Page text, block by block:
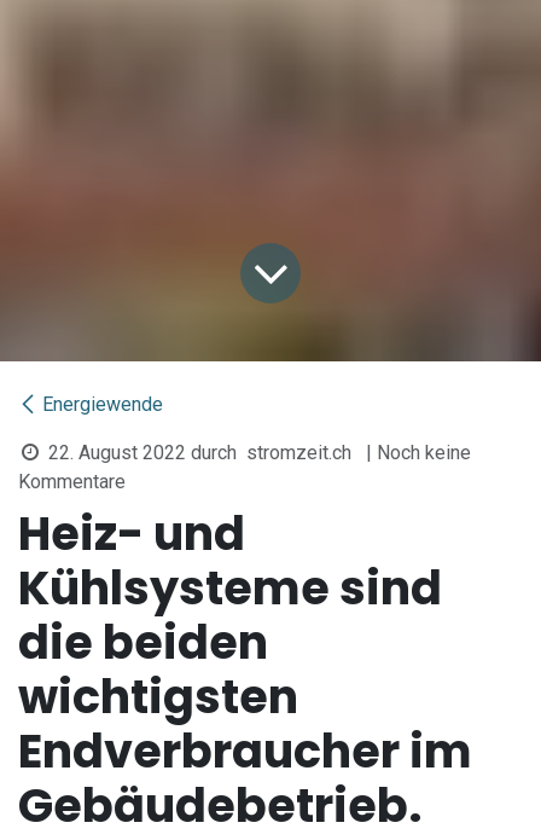
Energiewende
22. August 2022 durch stromzeit.ch
| Noch keine
Kommentare
Heiz- und
Kühlsysteme sind
die beiden
wichtigsten
Endverbraucher im
Gebäudebetrieb.